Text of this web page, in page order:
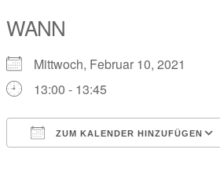
WANN
Mittwoch, Februar 10, 2021
13:00 - 13:45
ZUM KALENDER HINZUFÜGEN